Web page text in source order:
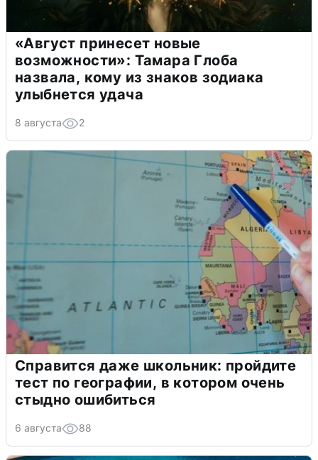
«Август принесет новые
возможности»: Тамара Глоба
назвала, кому из знаков зодиака
улыбнется удача
8 августа 2
Справится даже школьник: пройдите
тест по географии, в котором очень
стыдно ошибиться
6 августа 88